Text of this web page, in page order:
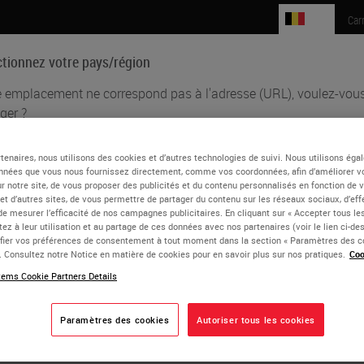
votre pays/région
emplacement ne correspond pas à l'adresse (URL), voulez-
?
English
Chaque pays/région peut avoir son propre ensemble d'exigences
de pratiques médicales. Les informations trouvées sur chaque version de
notre site Web sont spécifiques et applicables uniquement à ce pays/
inclut (mais n'est pas limité à) tous les détails/disponibilité des produits, la
OUI ou Non
biomédicales Formation Assistance
Lamphere
is the Senior is the Senior Histology Technologist at
for all aspects of routine histology including maintenance,
of Histology Journeyman was through the Armed Forces
the Air Force and continues to achieve personal career
nous utilisons des cookies et d’autres technologies de suivi. Nous utilisons
que vous nous fournissez directement, comme vos coordonnées, afin d’améliorer
notre site, de vous proposer des publicités et du contenu personnalisés en fonction de
d’autres sites, de vous permettre de partager du contenu sur les réseaux sociaux,
mesurer l’efficacité de nos campagnes publicitaires. En cliquant sur « Accepter tous
à leur utilisation et au partage de ces données avec nos partenaires (voir le lien ci-
vos préférences de consentement à tout moment dans la section « Paramètres des
Consultez notre Notice en matière de cookies pour en savoir plus sur nos pratiques.
Cookie Partners Details
Paramètres des cookies Autoriser tous les cookies